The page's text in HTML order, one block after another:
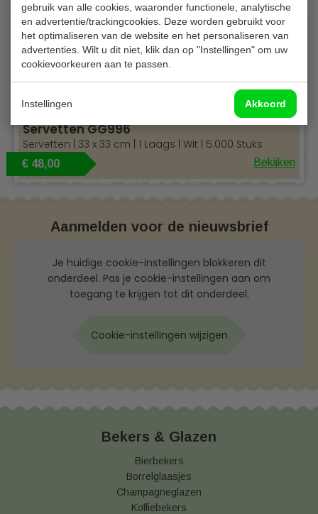
gebruik van alle cookies, waaronder functionele, analytische
en advertentie/trackingcookies. Deze worden gebruikt voor
het optimaliseren van de website en het personaliseren van
advertenties. Wilt u dit niet, klik dan op "Instellingen" om uw
cookievoorkeuren aan te passen.
Instellingen Akkoord
Servetten GG996
Servetten | 33 x 33 cm | 1 Laags | Wit | 5.000 Stuks
€ 48,00 Bekijken
Aanmelden voor de nieuwsbrief
Je huidige cookie-instellingen blokkeren dit
onderdeel. Pas je cookie-instellingen aan om
toegang te krijgen tot dit onderdeel.
Cookie-instellingen wijzigen
Bekers & Glazen
Bierbekers
Borrelglaasjes
Champagneglazen
Koffiebekers